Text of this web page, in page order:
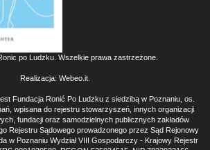
po Ludzku. Wszelkie prawa zastrzeżone.
Realizacja: Webeo.it.
Fundacja Ronić Po Ludzku z siedzibą w Poznaniu, os.
wpisana do rejestru stowarzyszeń, innych organizacji
fundacji oraz samodzielnych publicznych zakładów
Rejestru Sądowego prowadzonego przez Sąd Rejonowy
w Poznaniu Wydział VIII Gospodarczy - Krajowy Rejestr